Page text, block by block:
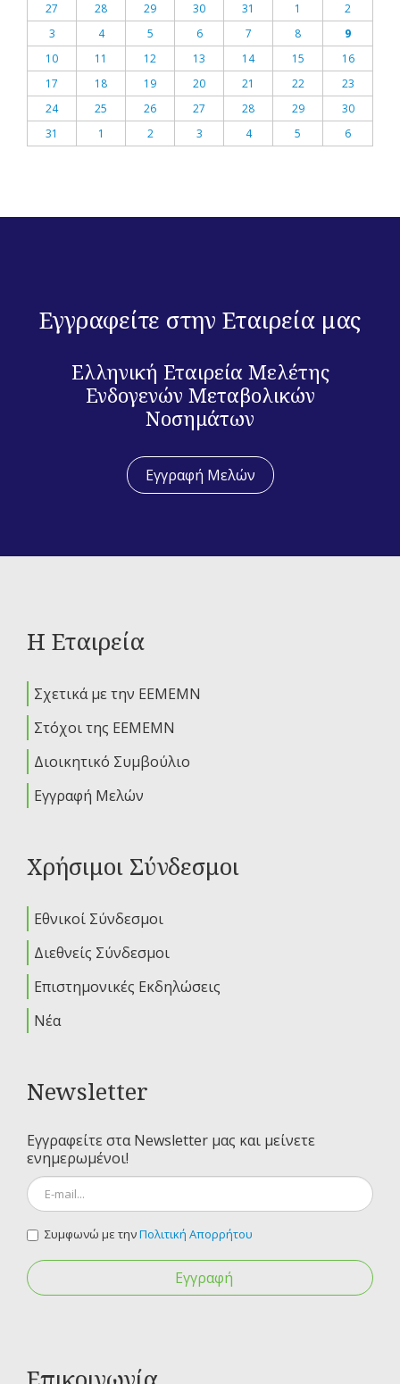
27
28 29 30 31 1
2
3
4 5 6 7 8
9
10
11 12 13 14 15
16
17
18 19 20 21 22
23
24
25 26 27 28 29
30
31
1 2 3 4 5 6
Εγγραφείτε στην Εταιρεία μας
Ελληνική Εταιρεία Μελέτης
Ενδογενών Μεταβολικών
Νοσημάτων
Εγγραφή Μελών
Η Εταιρεία
Σχετικά με την ΕΕΜΕΜΝ
Στόχοι της ΕΕΜΕΜΝ
Διοικητικό Συμβούλιο
Εγγραφή Μελών
Χρήσιμοι Σύνδεσμοι
Εθνικοί Σύνδεσμοι
Διεθνείς Σύνδεσμοι
Επιστημονικές Εκδηλώσεις
Νέα
Newsletter
Εγγραφείτε στα Newsletter μας και μείνετε
ενημερωμένοι!
Συμφωνώ με τηνΠολιτική Απορρήτου
Εγγραφή